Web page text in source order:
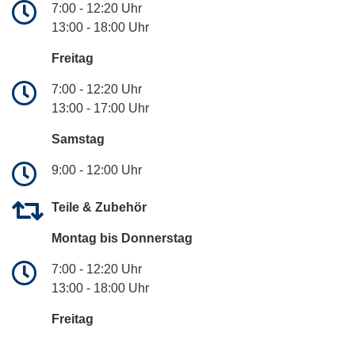
7:00 - 12:20 Uhr
13:00 - 18:00 Uhr
Freitag
7:00 - 12:20 Uhr
13:00 - 17:00 Uhr
Samstag
9:00 - 12:00 Uhr
Teile & Zubehör
Montag bis Donnerstag
7:00 - 12:20 Uhr
13:00 - 18:00 Uhr
Freitag